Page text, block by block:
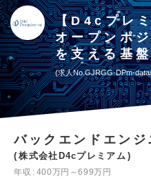
【D4cプレ
オープンポ
を支える基
求人No.GJRGG-DPm-
バックエンドエンジ
株式会社D4cプレミアム
年収
400万円～699万円